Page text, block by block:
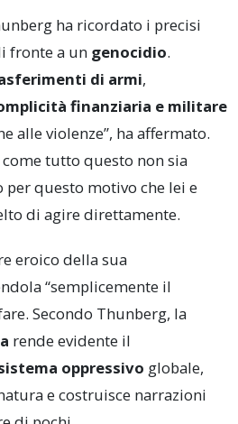
ha ricordato i precisi
fronte a un genocidio.
di armi,
finanziaria e militare
alle violenze”, ha affermato.
tutto questo non sia
per questo motivo che lei e
di agire direttamente.
eroico della sua
“semplicemente il
Secondo Thunberg, la
rende evidente il
oppressivo globale,
e costruisce narrazioni